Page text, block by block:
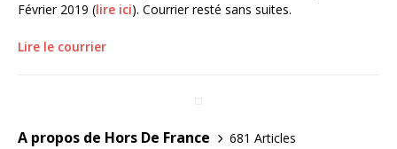
Février 2019 (lire ici). Courrier resté sans suites.
Lire le courrier
A propos de Hors De France
681 Articles